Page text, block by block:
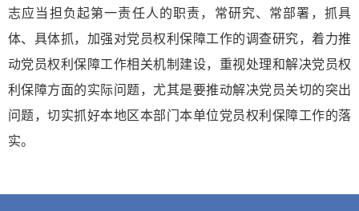
志应当担负起第一责任人的职责，常研究、常部署，抓具
体、具体抓，加强对党员权利保障工作的调查研究，着力推
动党员权利保障工作相关机制建设，重视处理和解决党员权
利保障方面的实际问题，尤其是要推动解决党员关切的突出
问题，切实抓好本地区本部门本单位党员权利保障工作的落
实。